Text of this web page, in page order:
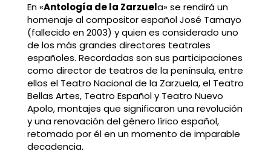
En «Antología de la Zarzuela» se rendirá un
homenaje al compositor español José Tamayo
(fallecido en 2003) y quien es considerado uno
de los más grandes directores teatrales
españoles. Recordadas son sus participaciones
como director de teatros de la península, entre
ellos el Teatro Nacional de la Zarzuela, el Teatro
Bellas Artes, Teatro Español y Teatro Nuevo
Apolo, montajes que significaron una revolución
y una renovación del género lírico español,
retomado por él en un momento de imparable
decadencia.